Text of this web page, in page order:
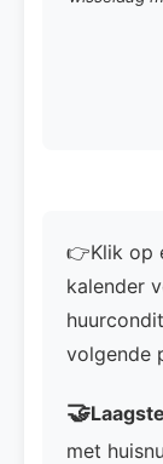
👉Klik op
kalender
volgende
🤝
met